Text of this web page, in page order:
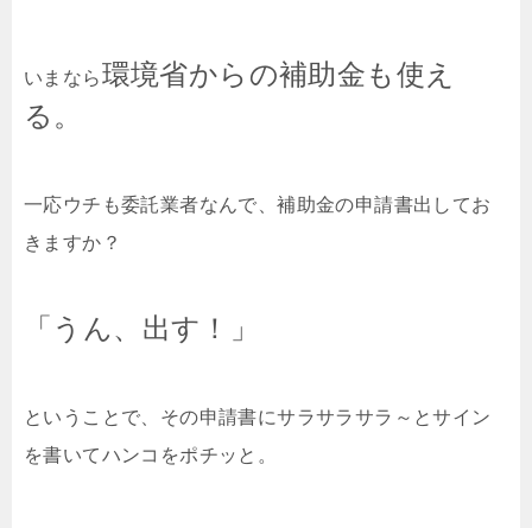
いまなら環境省からの補助金も使え
る。
一応ウチも委託業者なんで、補助金の申請書出してお
きますか？
「うん、出す！」
ということで、その申請書にサラサラサラ～とサイン
を書いてハンコをポチッと。